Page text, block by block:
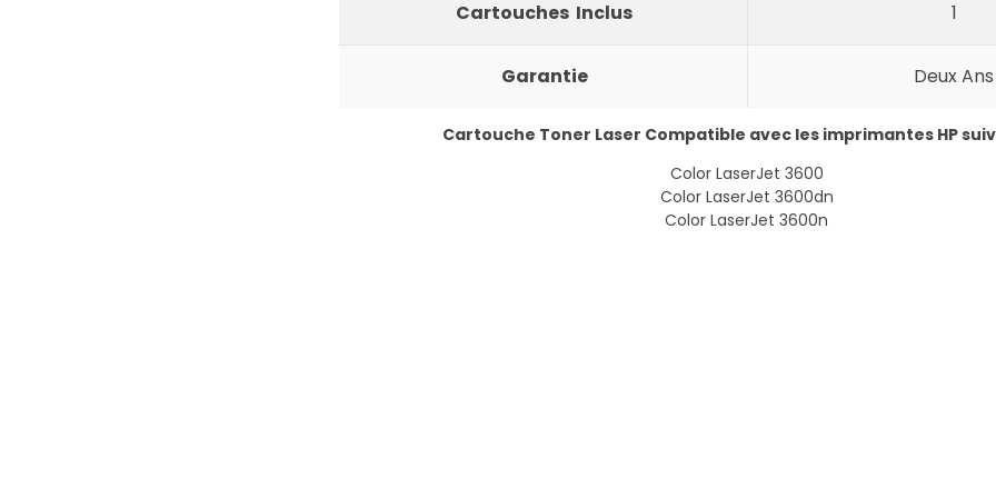
Cartouches Inclus 1
Garantie Deux Ans
Cartouche Toner Laser Compatible avec les imprimantes HP
Color LaserJet 3600
Color LaserJet 3600dn
Color LaserJet 3600n